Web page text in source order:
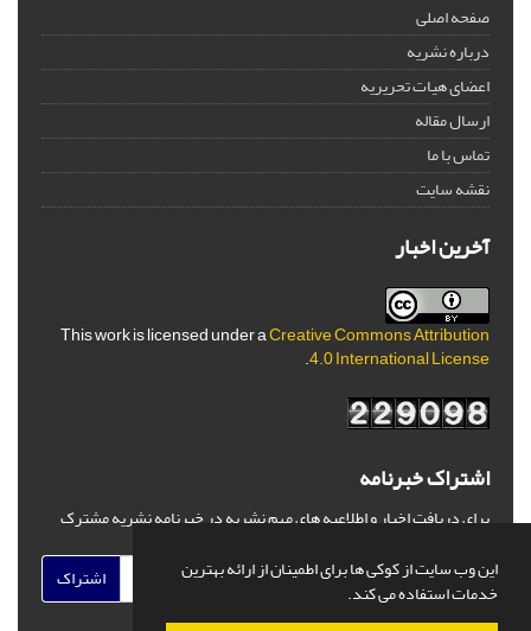
این وب سایت از کوکی ها برای اطمینان از ارائه بهترین
خدمات استفاده می کند.
صفحه اصلی
درباره نشریه
اعضای هیات تحریریه
ارسال مقاله
تماس با ما
نقشه سایت
آخرین اخبار
This work is licensed under aCreative Commons Attribution
4.0 International License
.
اشتراک خبرنامه
برای دریافت اخبار و اطلاعیه های مهم نشریه در خبرنامه نشریه مشترک
اشتراک